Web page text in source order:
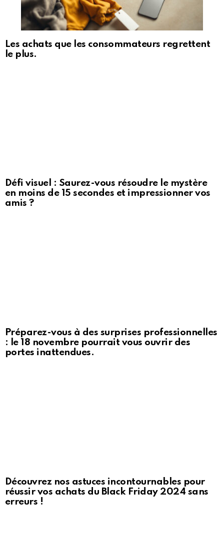
Les achats que les consommateurs regrettent
le plus.
Défi visuel : Saurez-vous résoudre le mystère
en moins de 15 secondes et impressionner vos
amis ?
Préparez-vous à des surprises professionnelles
: le 18 novembre pourrait vous ouvrir des
portes inattendues.
Découvrez nos astuces incontournables pour
réussir vos achats du Black Friday 2024 sans
erreurs !